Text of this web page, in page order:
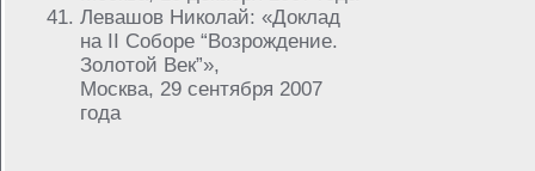
Левашов Николай: «Доклад
на II Соборе “Возрождение.
Золотой Век”»,
Москва, 29 сентября 2007
года